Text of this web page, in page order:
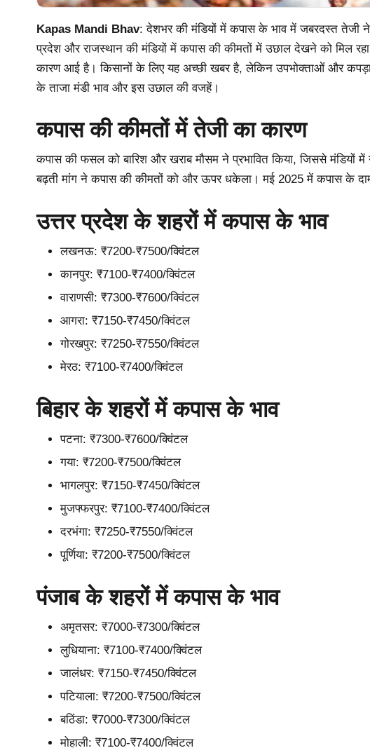
Kapas Mandi Bhav: देशभर की मंडियों में कपास के भाव में जबरदस्त तेजी ने
प्रदेश और राजस्थान की मंडियों में कपास की कीमतों में उछाल देखने को मिल
कारण आई है। किसानों के लिए यह अच्छी खबर है, लेकिन उपभोक्ताओं और
के ताजा मंडी भाव और इस उछाल की वजहें।
कपास की कीमतों में तेजी का कारण
कपास की फसल को बारिश और खराब मौसम ने प्रभावित किया, जिससे
बढ़ती मांग ने कपास की कीमतों को और ऊपर धकेला। मई 2025 में कपास के
उत्तर प्रदेश के शहरों में कपास के भाव
लखनऊ: ₹7200-₹7500/क्विंटल
कानपुर: ₹7100-₹7400/क्विंटल
वाराणसी: ₹7300-₹7600/क्विंटल
आगरा: ₹7150-₹7450/क्विंटल
गोरखपुर: ₹7250-₹7550/क्विंटल
मेरठ: ₹7100-₹7400/क्विंटल
बिहार के शहरों में कपास के भाव
पटना: ₹7300-₹7600/क्विंटल
गया: ₹7200-₹7500/क्विंटल
भागलपुर: ₹7150-₹7450/क्विंटल
मुजफ्फरपुर: ₹7100-₹7400/क्विंटल
दरभंगा: ₹7250-₹7550/क्विंटल
पूर्णिया: ₹7200-₹7500/क्विंटल
पंजाब के शहरों में कपास के भाव
अमृतसर: ₹7000-₹7300/क्विंटल
लुधियाना: ₹7100-₹7400/क्विंटल
जालंधर: ₹7150-₹7450/क्विंटल
पटियाला: ₹7200-₹7500/क्विंटल
बठिंडा: ₹7000-₹7300/क्विंटल
मोहाली: ₹7100-₹7400/क्विंटल